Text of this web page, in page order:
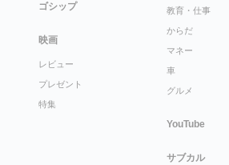
ゴシップ
映画
レビュー
プレゼント
特集
教育・仕事
からだ
マネー
車
グルメ
YouTube
サブカル